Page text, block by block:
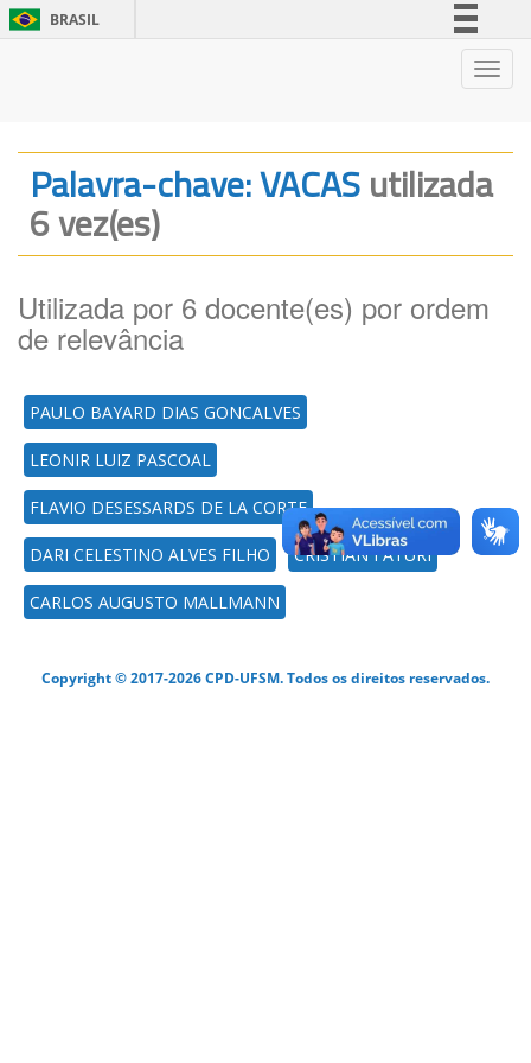
BRASIL
Legislação
Palavra-chave: VACASutilizada
6 vez(es)
Utilizada por 6 docente(es) por ordem
de relevância
PAULO BAYARD DIAS GONCALVES
LEONIR LUIZ PASCOAL
FLAVIO DESESSARDS DE LA CORTE
DARI CELESTINO ALVES FILHO CRISTIAN FATURI
CARLOS AUGUSTO MALLMANN
Copyright © 2017-2026 CPD-UFSM. Todos os direitos reservados.